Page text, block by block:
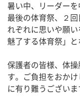
暑い中、リーダー
最後の体育祭、２
れぞれに思いや願
魅了する体育祭」と
保護者の皆様、体
す。ご負担をおか
に有り難うございま